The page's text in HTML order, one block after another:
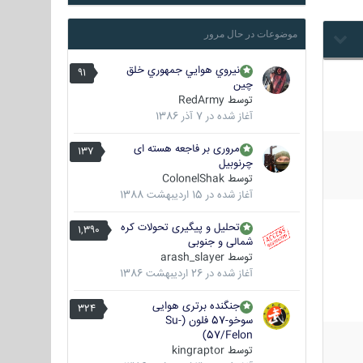
موضوعات در حال مرور
91
نيروي هوايي جمهوري خلق
چين
توسط RedArmy
آغاز شده در 7 آذر 1386
137
مروری بر فاجعه هسته ای
چرنوبیل
توسط ColonelShak
آغاز شده در 15 اردیبهشت 1388
1,390
تحلیل و پیگیری تحولات کره
شمالی و جنوبی
توسط arash_slayer
آغاز شده در 26 اردیبهشت 1386
324
جنگنده برتری هوایی
سوخو-57 فلون (Su-
57/Felon)
توسط kingraptor